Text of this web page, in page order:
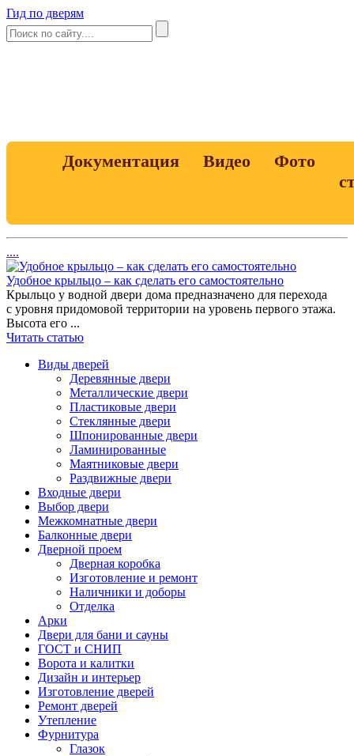
Гид по дверям
Документация Видео
Фото
....
Удобное крыльцо – как сделать его самостоятельно
Крыльцо у водной двери дома предназначено для перехода
с уровня придомовой территории на уровень первого этажа.
Высота его ...
Читать статью
Виды дверей
Деревянные двери
Металлические двери
Пластиковые двери
Стеклянные двери
Шпонированные двери
Ламинированные
Маятниковые двери
Раздвижные двери
Входные двери
Выбор двери
Межкомнатные двери
Балконные двери
Дверной проем
Дверная коробка
Изготовление и ремонт
Наличники и доборы
Отделка
Арки
Двери для бани и сауны
ГОСТ и СНИП
Ворота и калитки
Дизайн и интерьер
Изготовление дверей
Ремонт дверей
Утепление
Фурнитура
Глазок